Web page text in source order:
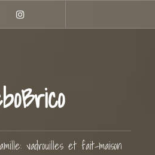
vadrouilles et fait-maison